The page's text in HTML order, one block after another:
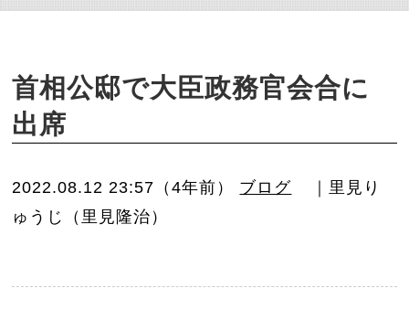
首相公邸で大臣政務官会合に
出席
2022.08.12 23:57（4年前） ブログ
｜里見り
ゅうじ（里見隆治）